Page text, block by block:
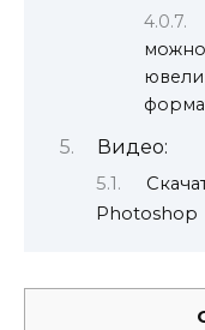
Видео:
Photoshop